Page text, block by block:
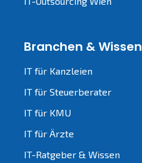
Branchen & Wissen
IT für Kanzleien
IT für Steuerberater
IT für KMU
IT für Ärzte
IT-Ratgeber & Wissen